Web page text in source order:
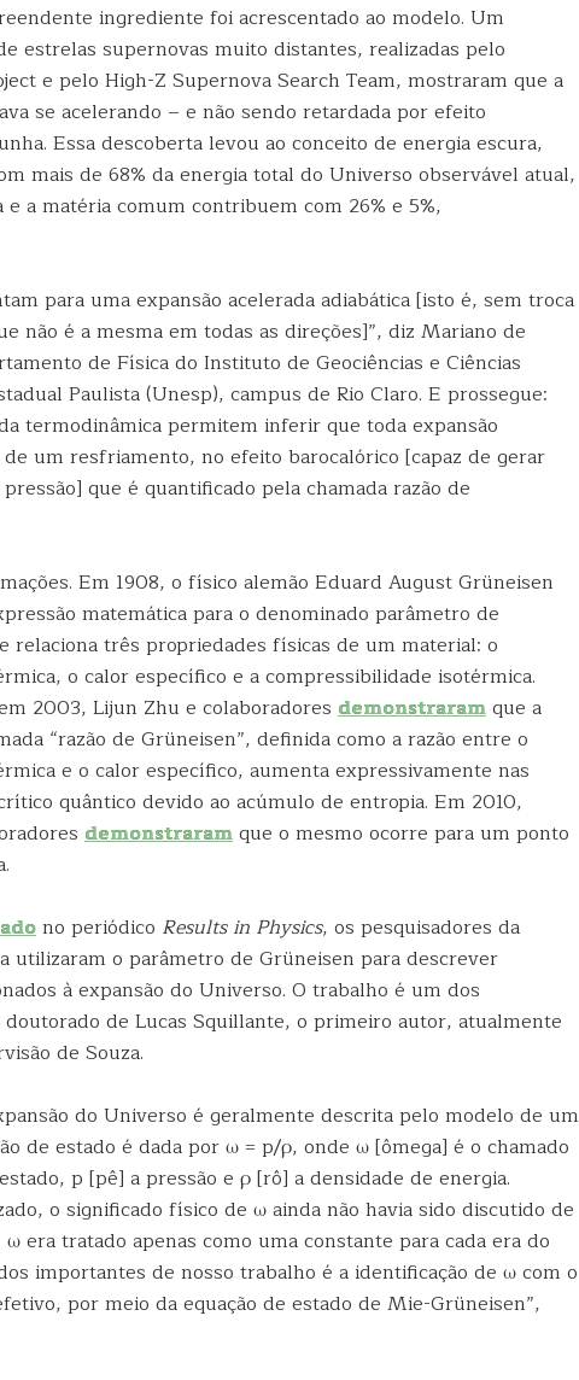
ingrediente foi acrescentado ao modelo. Um
estrelas supernovas muito distantes, realizadas pelo
e pelo High-Z Supernova Search Team, mostraram que a
se acelerando – e não sendo retardada por efeito
Essa descoberta levou ao conceito de energia escura,
mais de 68% da energia total do Universo observável atual,
a matéria comum contribuem com 26% e 5%,
para uma expansão acelerada adiabática [isto é, sem troca
não é a mesma em todas as direções]”, diz Mariano de
de Física do Instituto de Geociências e Ciências
Paulista (Unesp), campus de Rio Claro. E prossegue:
termodinâmica permitem inferir que toda expansão
de um resfriamento, no efeito barocalórico [capaz de gerar
que é quantificado pela chamada razão de
Em 1908, o físico alemão Eduard August Grüneisen
matemática para o denominado parâmetro de
relaciona três propriedades físicas de um material: o
o calor específico e a compressibilidade isotérmica.
2003, Lijun Zhu e colaboradores demonstraramque a
“razão de Grüneisen”, definida como a razão entre o
e o calor específico, aumenta expressivamente nas
quântico devido ao acúmulo de entropia. Em 2010,
demonstraramque o mesmo ocorre para um ponto
no periódico Results in Physics, os pesquisadores da
utilizaram o parâmetro de Grüneisen para descrever
à expansão do Universo. O trabalho é um dos
de Lucas Squillante, o primeiro autor, atualmente
de Souza.
do Universo é geralmente descrita pelo modelo de um
de estado é dada por ω = p/ρ, onde ω [ômega] é o chamado
p [pê] a pressão e ρ [rô] a densidade de energia.
o significado físico de ω ainda não havia sido discutido de
era tratado apenas como uma constante para cada era do
importantes de nosso trabalho é a identificação de ω com o
por meio da equação de estado de Mie-Grüneisen”,